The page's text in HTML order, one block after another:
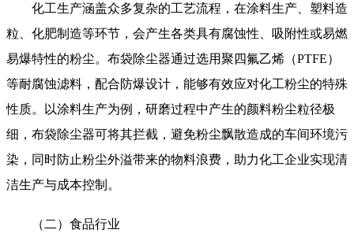
化工生产涵盖众多复杂的工艺流程，在涂料生产、塑料造
粒、化肥制造等环节，会产生各类具有腐蚀性、吸附性或易燃
易爆特性的粉尘。布袋除尘器通过选用聚四氟乙烯（PTFE）
等耐腐蚀滤料，配合防爆设计，能够有效应对化工粉尘的特殊
性质。以涂料生产为例，研磨过程中产生的颜料粉尘粒径极
细，布袋除尘器可将其拦截，避免粉尘飘散造成的车间环境污
染，同时防止粉尘外溢带来的物料浪费，助力化工企业实现清
洁生产与成本控制。
（二）食品行业